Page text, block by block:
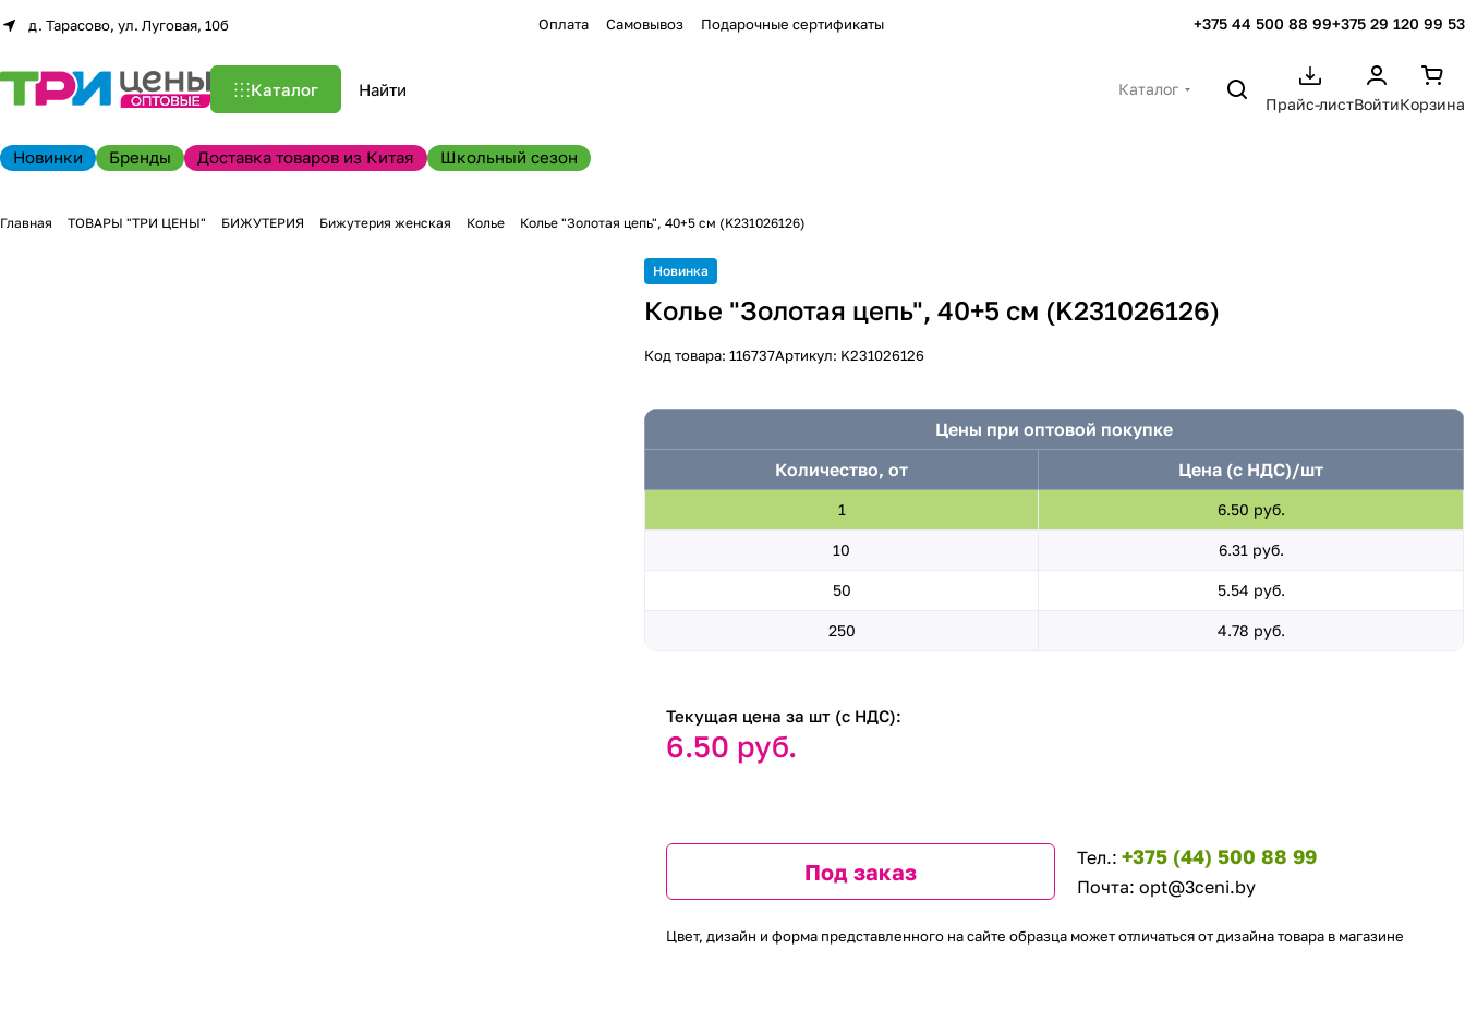
д. Тарасово, ул. Луговая, 10б Оплата Самовывоз Подарочные сертификаты +375 44 500 88 99+375 29 120 99 53
Каталог
Каталог
Прайс-листВойтиКорзина
Новинки Бренды Доставка товаров из Китая Школьный сезон
Главная ТОВАРЫ "ТРИ ЦЕНЫ" БИЖУТЕРИЯ Бижутерия женская Колье Колье "Золотая цепь", 40+5 см (K231026126)
Новинка
Колье "Золотая цепь", 40+5 см (K231026126)
Код товара:116737Артикул: K231026126
Цены при оптовой покупке
Количество, от
Цена (с НДС)/шт
1 6.50 руб.
10 6.31 руб.
50 5.54 руб.
250 4.78 руб.
Текущая цена за шт (с НДС):
6.50 руб.
Под заказ
Тел.: +375 (44) 500 88 99
Почта: opt@3ceni.by
Цвет, дизайн и форма представленного на сайте образца может отличаться от дизайна товара в магазине